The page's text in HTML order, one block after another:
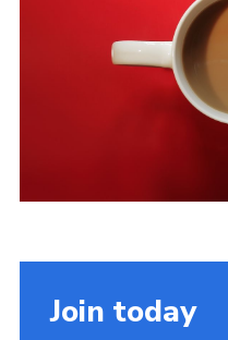
Join today